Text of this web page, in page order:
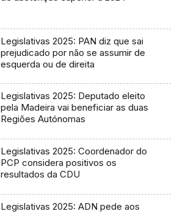
Legislativas 2025: PAN diz que sai
prejudicado por não se assumir de
esquerda ou de direita
Legislativas 2025: Deputado eleito
pela Madeira vai beneficiar as duas
Regiões Autónomas
Legislativas 2025: Coordenador do
PCP considera positivos os
resultados da CDU
Legislativas 2025: ADN pede aos